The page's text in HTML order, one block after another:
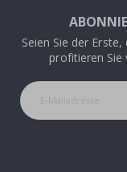
Seien Sie der
profitieren Sie